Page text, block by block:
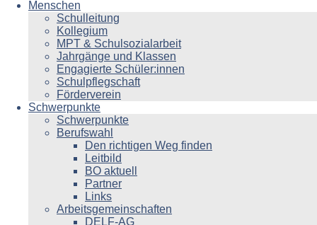
Menschen
Schulleitung
Kollegium
MPT & Schulsozialarbeit
Jahrgänge und Klassen
Engagierte Schüler:innen
Schulpflegschaft
Förderverein
Schwerpunkte
Schwerpunkte
Berufswahl
Den richtigen Weg finden
Leitbild
BO aktuell
Partner
Links
Arbeitsgemeinschaften
DELF-AG